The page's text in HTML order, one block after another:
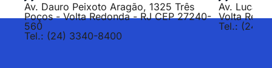
Av. Dauro Peixoto Aragão, 1325 Três
Poços - Volta Redonda - RJ CEP 27240-
560
Tel.: (24) 3340-8400
Av. Lucas
Volta
Tel.: (24)